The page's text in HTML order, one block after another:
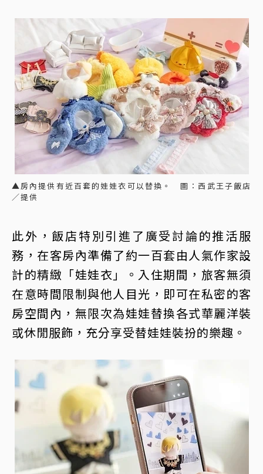
▲房內提供有近百套的娃娃衣可以替換。 圖：西武王子飯店
／提供
此外，飯店特別引進了廣受討論的推活服
務，在客房內準備了約一百套由人氣作家設
計的精緻「娃娃衣」。入住期間，旅客無須
在意時間限制與他人目光，即可在私密的客
房空間內，無限次為娃娃替換各式華麗洋裝
或休閒服飾，充分享受替娃娃裝扮的樂趣。